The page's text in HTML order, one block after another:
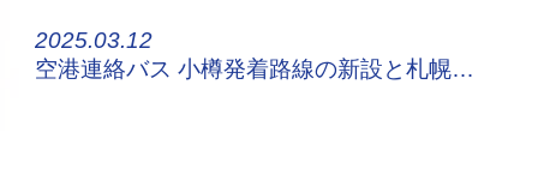
2025.03.12
空港連絡バス 小樽発着路線の新設と札幌都心発着路線の増便について